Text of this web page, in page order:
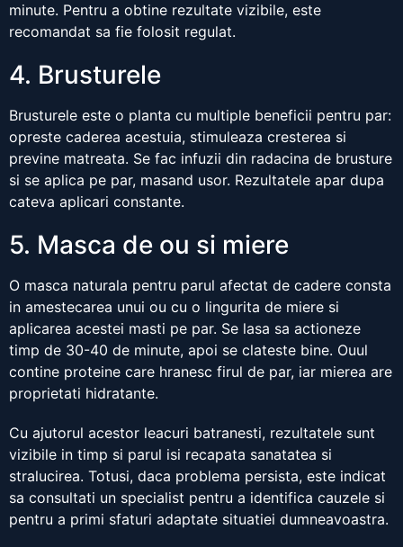
minute. Pentru a obtine rezultate vizibile, este
recomandat sa fie folosit regulat.
4. Brusturele
Brusturele este o planta cu multiple beneficii pentru par:
opreste caderea acestuia, stimuleaza cresterea si
previne matreata. Se fac infuzii din radacina de brusture
si se aplica pe par, masand usor. Rezultatele apar dupa
cateva aplicari constante.
5. Masca de ou si miere
O masca naturala pentru parul afectat de cadere consta
in amestecarea unui ou cu o lingurita de miere si
aplicarea acestei masti pe par. Se lasa sa actioneze
timp de 30-40 de minute, apoi se clateste bine. Ouul
contine proteine care hranesc firul de par, iar mierea are
proprietati hidratante.
Cu ajutorul acestor leacuri batranesti, rezultatele sunt
vizibile in timp si parul isi recapata sanatatea si
stralucirea. Totusi, daca problema persista, este indicat
sa consultati un specialist pentru a identifica cauzele si
pentru a primi sfaturi adaptate situatiei dumneavoastra.